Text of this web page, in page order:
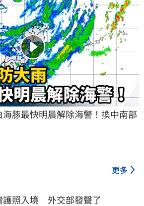
海豚最快明晨解除海警！換中南部
更多
護照入境 外交部發聲了